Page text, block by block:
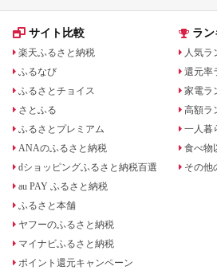
サイト比較
楽天ふるさと納税
ふるなび
ふるさとチョイス
さとふる
ふるさとプレミアム
ANAのふるさと納税
dショッピングふるさと納税百選
au PAY ふるさと納税
ふるさと本舗
ヤフーのふるさと納税
マイナビふるさと納税
ポイント還元キャンペーン
ラ
人気ラ
還元率
家電ラ
高額ラ
一人暮
食べ物
その他